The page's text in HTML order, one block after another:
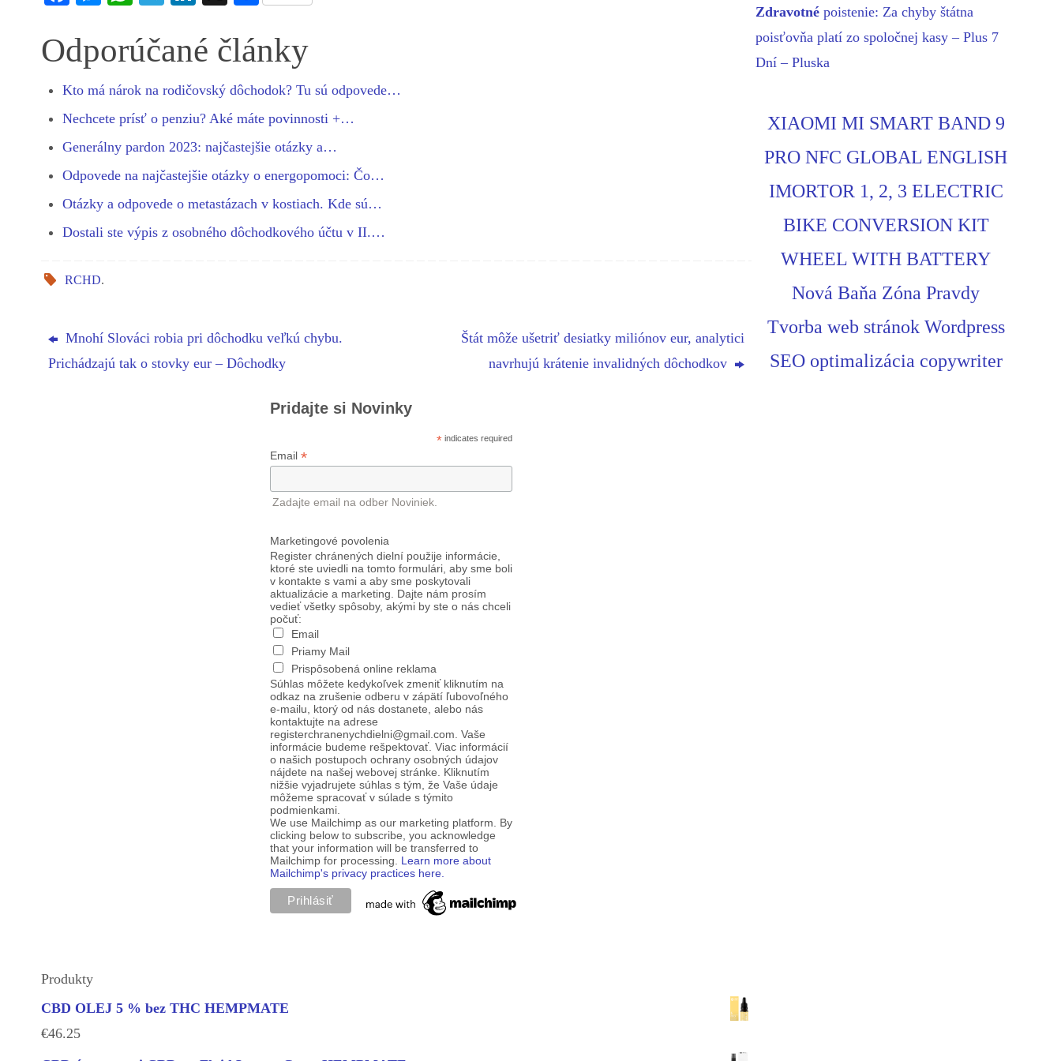
bo
ok
se
ng
er
ts
A
pp
gr
a
m
ed
In
re
Odporúčané články
Kto má nárok na rodičovský dôchodok? Tu sú odpovede…
Nechcete prísť o penziu? Aké máte povinnosti +…
Generálny pardon 2023: najčastejšie otázky a…
Odpovede na najčastejšie otázky o energopomoci: Čo…
Otázky a odpovede o metastázach v kostiach. Kde sú…
Dostali ste výpis z osobného dôchodkového účtu v II.…
RCHD.
Mnohí Slováci robia pri dôchodku veľkú chybu.
Prichádzajú tak o stovky eur – Dôchodky
Štát môže ušetriť desiatky miliónov eur, analytici
navrhujú krátenie invalidných dôchodkov
Pridajte si Novinky
* indicates required
Email *
Zadajte email na odber Noviniek.
Marketingové povolenia
Register chránených dielní použije informácie,
ktoré ste uviedli na tomto formulári, aby sme boli
v kontakte s vami a aby sme poskytovali
aktualizácie a marketing. Dajte nám prosím
vedieť všetky spôsoby, akými by ste o nás chceli
počuť:
Email
Priamy Mail
Prispôsobená online reklama
Súhlas môžete kedykoľvek zmeniť kliknutím na
odkaz na zrušenie odberu v zápätí ľubovoľného
e-mailu, ktorý od nás dostanete, alebo nás
kontaktujte na adrese
registerchranenychdielni@gmail.com. Vaše
informácie budeme rešpektovať. Viac informácií
o našich postupoch ochrany osobných údajov
nájdete na našej webovej stránke. Kliknutím
nižšie vyjadrujete súhlas s tým, že Vaše údaje
môžeme spracovať v súlade s týmito
podmienkami.
We use Mailchimp as our marketing platform. By
clicking below to subscribe, you acknowledge
that your information will be transferred to
Mailchimp for processing. Learn more about
Mailchimp's privacy practices here.
Produkty
CBD OLEJ 5 % bez THC HEMPMATE
€46.25
Zdravotné poistenie: Za chyby štátna
poisťovňa platí zo spoločnej kasy – Plus 7
Dní – Pluska
XIAOMI MI SMART BAND 9
PRO NFC GLOBAL ENGLISH
IMORTOR 1, 2, 3 ELECTRIC
BIKE CONVERSION KIT
WHEEL WITH BATTERY
Nová Baňa Zóna Pravdy
Tvorba web stránok Wordpress
SEO optimalizácia copywriter